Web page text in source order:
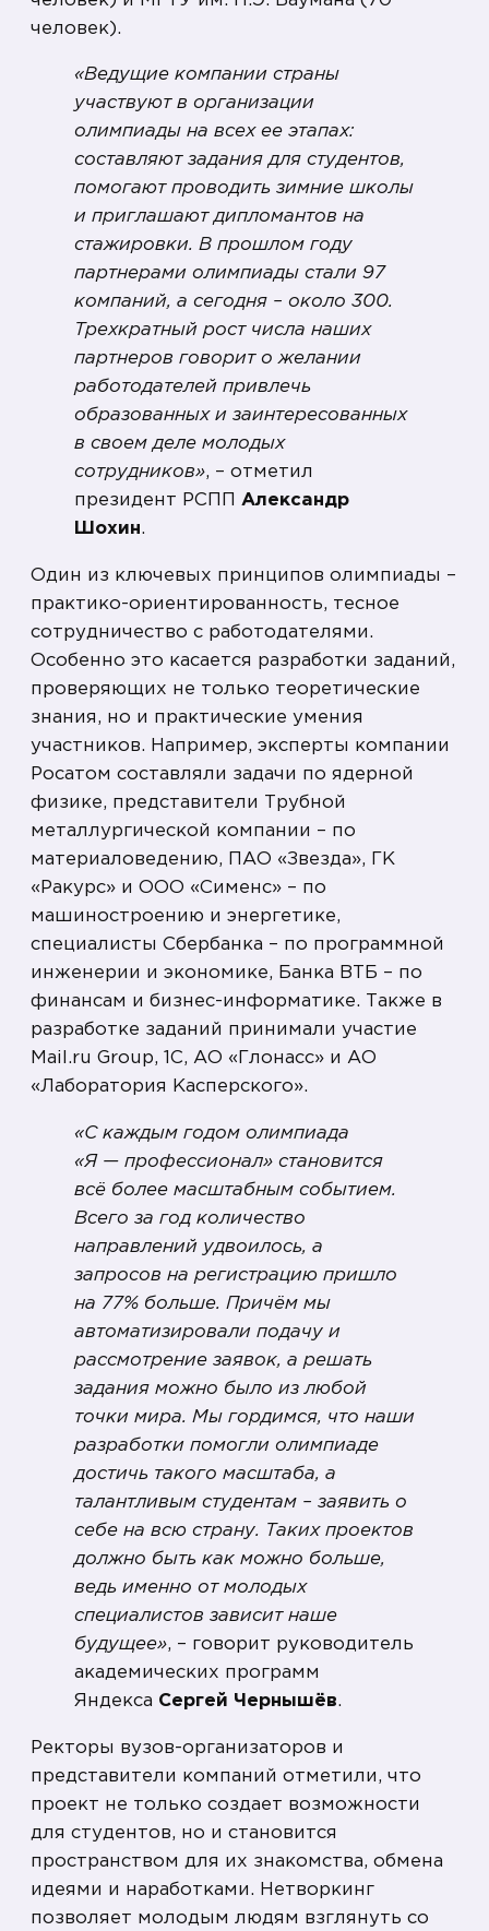
человек).
«Ведущие компании страны
участвуют в организации
олимпиады на всех ее этапах:
составляют задания для студентов,
помогают проводить зимние школы
и приглашают дипломантов на
стажировки. В прошлом году
партнерами олимпиады стали 97
компаний, а сегодня – около 300.
Трехкратный рост числа наших
партнеров говорит о желании
работодателей привлечь
образованных и заинтересованных
в своем деле молодых
сотрудников», – отметил
президент РСПП Александр
Шохин.
Один из ключевых принципов олимпиады –
практико-ориентированность, тесное
сотрудничество с работодателями.
Особенно это касается разработки заданий,
проверяющих не только теоретические
знания, но и практические умения
участников. Например, эксперты компании
Росатом составляли задачи по ядерной
физике, представители Трубной
металлургической компании – по
материаловедению, ПАО «Звезда», ГК
«Ракурс» и ООО «Сименс» – по
машиностроению и энергетике,
специалисты Сбербанка – по программной
инженерии и экономике, Банка ВТБ – по
финансам и бизнес-информатике. Также в
разработке заданий принимали участие
Mail.ru Group, 1С, АО «Глонасс» и АО
«Лаборатория Касперского».
«С каждым годом олимпиада
«Я — профессионал» становится
всё более масштабным событием.
Всего за год количество
направлений удвоилось, а
запросов на регистрацию пришло
на 77% больше. Причём мы
автоматизировали подачу и
рассмотрение заявок, а решать
задания можно было из любой
точки мира. Мы гордимся, что наши
разработки помогли олимпиаде
достичь такого масштаба, а
талантливым студентам – заявить о
себе на всю страну. Таких проектов
должно быть как можно больше,
ведь именно от молодых
специалистов зависит наше
будущее», – говорит руководитель
академических программ
Яндекса Сергей Чернышёв.
Ректоры вузов-организаторов и
представители компаний отметили, что
проект не только создает возможности
для студентов, но и становится
пространством для их знакомства, обмена
идеями и наработками. Нетворкинг
позволяет молодым людям взглянуть со